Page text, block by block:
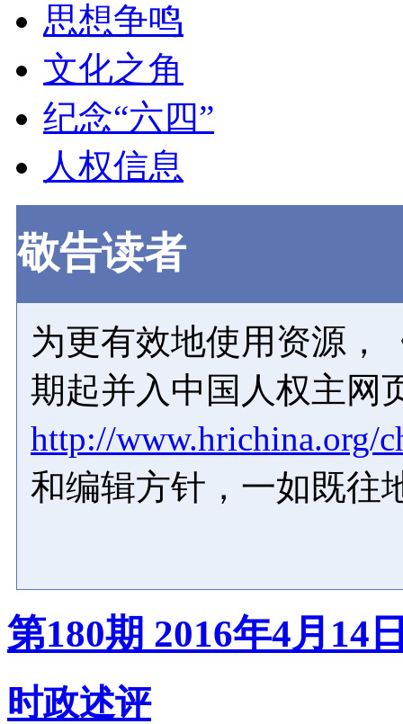
思想争鸣
文化之角
纪念“六四”
人权信息
敬告读者
为更有效地使用资源，
期起并入中国人权主网
http://www.hrichina.org/
和编辑方针，一如既往
第180期 2016年4月14
时政述评